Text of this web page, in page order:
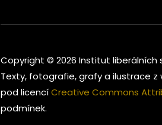
Copyright © 2026 Institut liberálních
Texty, fotografie, grafy a ilustrace
pod licencíCreative Commons
podmínek.